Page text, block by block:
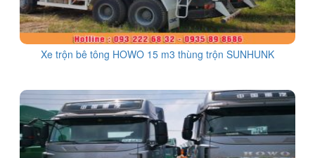
Xe trộn bê tông HOWO 15 m3 thùng trộn SUNHUNK